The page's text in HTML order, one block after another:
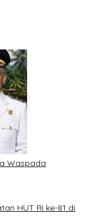
Waspada
HUT RI ke-81 di